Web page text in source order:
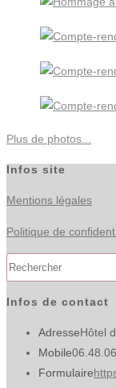
Plus de photos...
Infos site
Mentions légales
Politique de
Infos de contact
AdresseHôtel
Mobile
Formulaire